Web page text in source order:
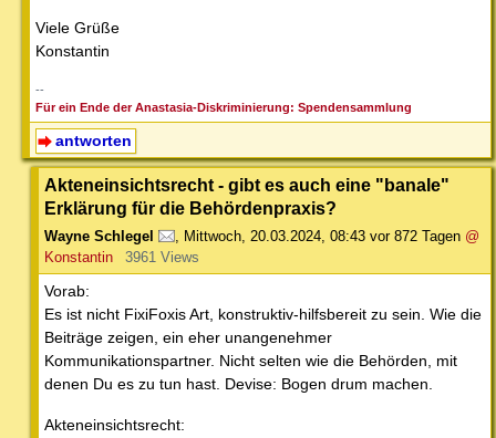
Viele Grüße
Konstantin
--
Für ein Ende der Anastasia-Diskriminierung: Spendensammlung
antworten
Akteneinsichtsrecht - gibt es auch eine "banale"
Erklärung für die Behördenpraxis?
Wayne Schlegel , Mittwoch, 20.03.2024, 08:43 vor 872 Tagen @
Konstantin
3961 Views
Vorab:
Es ist nicht FixiFoxis Art, konstruktiv-hilfsbereit zu sein. Wie die
Beiträge zeigen, ein eher unangenehmer
Kommunikationspartner. Nicht selten wie die Behörden, mit
denen Du es zu tun hast. Devise: Bogen drum machen.
Akteneinsichtsrecht: